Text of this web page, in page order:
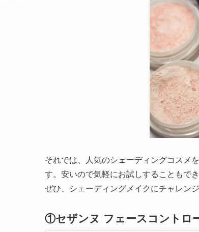
それでは、人気のシェーディングコスメ
す。安いので気軽にお試しすることもでき
ぜひ、シェーディングメイクにチャレン
①セザンヌ フェースコントロ